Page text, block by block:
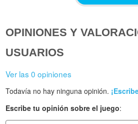
OPINIONES Y
USUARIOS
Ver las 0 opiniones
Todavía no hay ninguna opinión.
Escribe tu opinión sobre el juego: